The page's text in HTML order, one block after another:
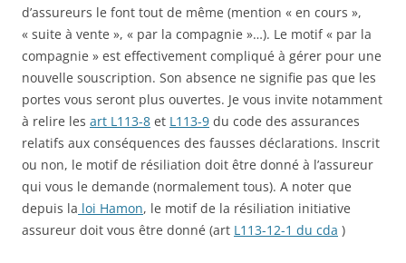
d’assureurs le font tout de même (mention « en cours »,
« suite à vente », « par la compagnie »…). Le motif « par la
compagnie » est effectivement compliqué à gérer pour une
nouvelle souscription. Son absence ne signifie pas que les
portes vous seront plus ouvertes. Je vous invite notamment
à relire les art L113-8 et L113-9 du code des assurances
relatifs aux conséquences des fausses déclarations. Inscrit
ou non, le motif de résiliation doit être donné à l’assureur
qui vous le demande (normalement tous). A noter que
depuis la loi Hamon, le motif de la résiliation initiative
assureur doit vous être donné (art L113-12-1 du cda )